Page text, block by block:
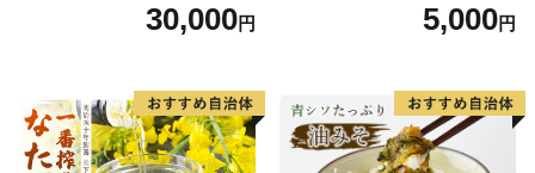
30,000円 5,000円